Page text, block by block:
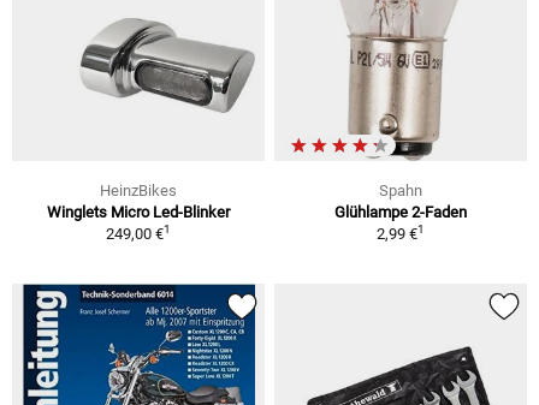
HeinzBikes
Winglets Micro Led-Blinker
249,00 €1
Spahn
Glühlampe 2-Faden
2,99 €1